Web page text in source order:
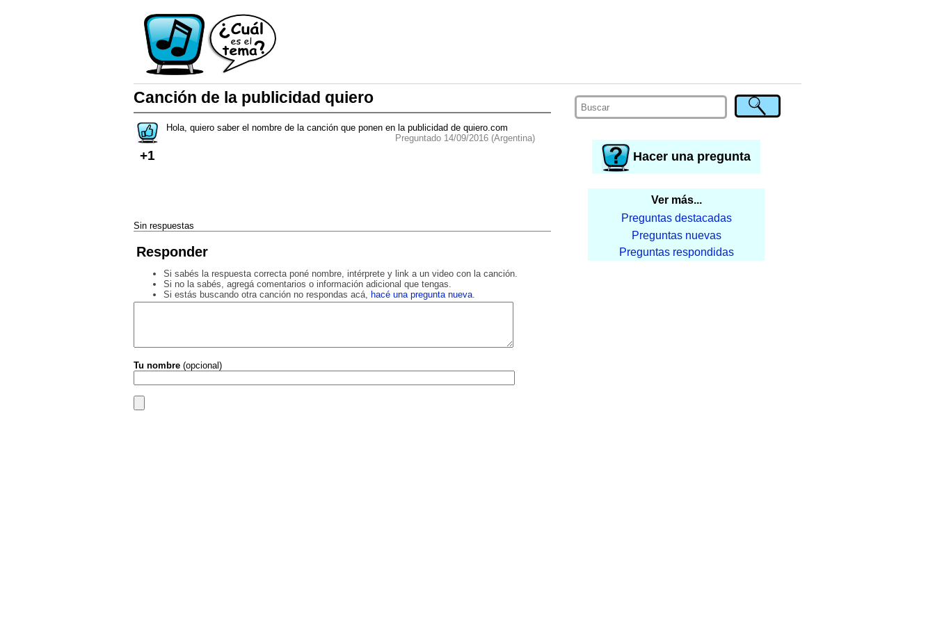
Hacer una pregunta
Ver más...
Preguntas destacadas
Preguntas nuevas
Preguntas respondidas
Canción de la publicidad quiero
+1
Hola, quiero saber el nombre de la canción que ponen en la publicidad de quiero.com
Preguntado 14/09/2016 (Argentina)
Sin respuestas
Responder
Si sabés la respuesta correcta poné nombre, intérprete y link a un video con la canción.
Si no la sabés, agregá comentarios o información adicional que tengas.
Si estás buscando otra canción no respondas acá, hacé una pregunta nueva.
Tu nombre (opcional)